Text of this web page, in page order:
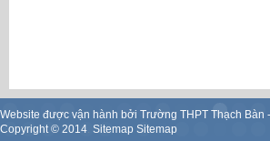
Website được vận hành bởi Trường THPT Thạch
Copyright © 2014. Sitemap Sitemap